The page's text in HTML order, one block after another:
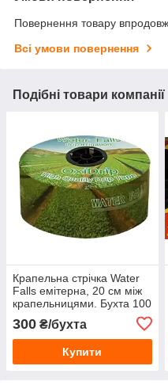
Повернення товару
Всі умови повернення
Подібні товари компанії
Крапельна стрічка Water
Falls емітерна, 20 см між
крапельницями. Бухта 100
300 ₴/бухта
Купити